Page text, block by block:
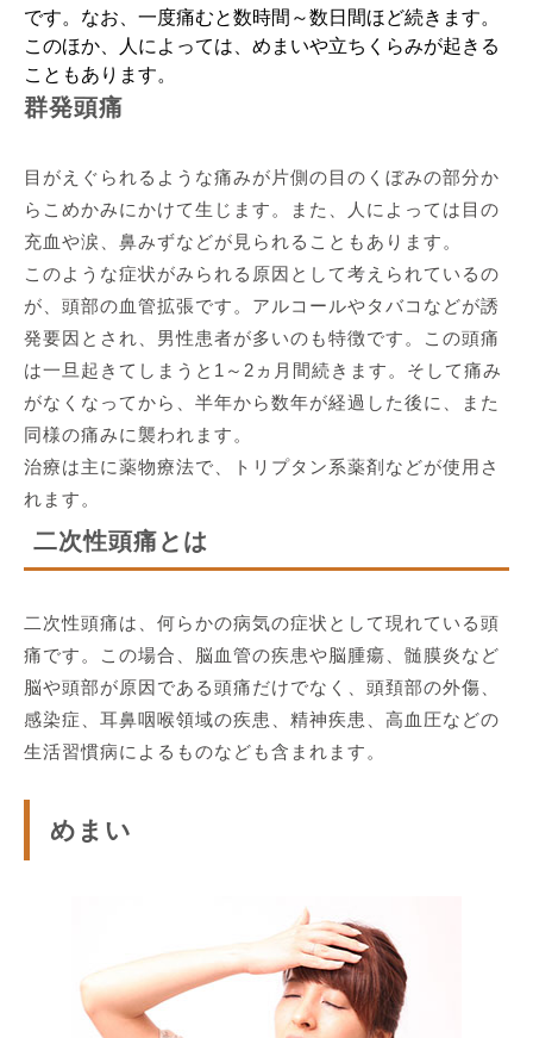
です。なお、一度痛むと数時間～数日間ほど続きます。
このほか、人によっては、めまいや立ちくらみが起きる
こともあります。
群発頭痛
目がえぐられるような痛みが片側の目のくぼみの部分か
らこめかみにかけて生じます。また、人によっては目の
充血や涙、鼻みずなどが見られることもあります。
このような症状がみられる原因として考えられているの
が、頭部の血管拡張です。アルコールやタバコなどが誘
発要因とされ、男性患者が多いのも特徴です。この頭痛
は一旦起きてしまうと1～2ヵ月間続きます。そして痛み
がなくなってから、半年から数年が経過した後に、また
同様の痛みに襲われます。
治療は主に薬物療法で、トリプタン系薬剤などが使用さ
れます。
二次性頭痛とは
二次性頭痛は、何らかの病気の症状として現れている頭
痛です。この場合、脳血管の疾患や脳腫瘍、髄膜炎など
脳や頭部が原因である頭痛だけでなく、頭頚部の外傷、
感染症、耳鼻咽喉領域の疾患、精神疾患、高血圧などの
生活習慣病によるものなども含まれます。
めまい